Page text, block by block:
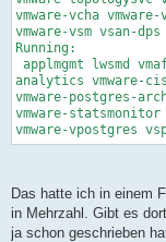
vmware-vcha
vmware-vsm vsan-dps
Running:
applmgmt lwsmd
analytics vmware-
vmware-postgres-
vmware-statsmonitor
vmware-vpostgres
Das hatte ich in einem
in Mehrzahl. Gibt es
ja schon geschrieben